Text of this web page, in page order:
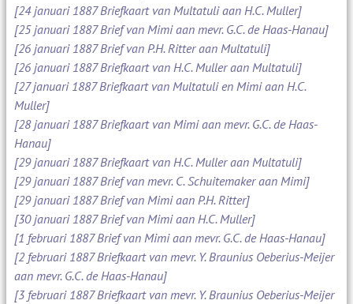
[24 januari 1887 Briefkaart van Multatuli aan H.C. Muller]
[25 januari 1887 Brief van Mimi aan mevr. G.C. de Haas-Hanau]
[26 januari 1887 Brief van P.H. Ritter aan Multatuli]
[26 januari 1887 Briefkaart van H.C. Muller aan Multatuli]
[27 januari 1887 Briefkaart van Multatuli en Mimi aan H.C.
Muller]
[28 januari 1887 Briefkaart van Mimi aan mevr. G.C. de Haas-
Hanau]
[29 januari 1887 Briefkaart van H.C. Muller aan Multatuli]
[29 januari 1887 Brief van mevr. C. Schuitemaker aan Mimi]
[29 januari 1887 Brief van Mimi aan P.H. Ritter]
[30 januari 1887 Brief van Mimi aan H.C. Muller]
[1 februari 1887 Brief van Mimi aan mevr. G.C. de Haas-Hanau]
[2 februari 1887 Briefkaart van mevr. Y. Braunius Oeberius-Meijer
aan mevr. G.C. de Haas-Hanau]
[3 februari 1887 Briefkaart van mevr. Y. Braunius Oeberius-Meijer